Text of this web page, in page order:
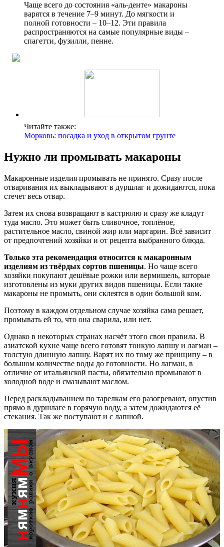
Чаще всего до состояния «аль-денте» макароны
варятся в течение 7–9 минут. До мягкости и
полной готовности – 10–12. Эти правила
распространяются на самые популярные виды –
спагетти, фузилли, пенне.
Читайте также:
Морковь: посадка и уход в открытом грунте
Нужно ли промывать макароны
Макаронные изделия промывать не принято. Сразу после
отваривания их выкладывают в дуршлаг и дожидаются, пока
стечет весь отвар.
Затем их снова возвращают в кастрюлю и сразу же кладут
туда масло. Это может быть сливочное, топлёное,
растительное масло, свиной жир или маргарин. Всё зависит
от предпочтений хозяйки и от рецепта выбранного блюда.
Только эта рекомендация относится к макаронным
изделиям из твёрдых сортов пшеницы. Но чаще всего
хозяйки покупают дешёвые рожки или вермишель, которые
изготовлены из муки других видов пшеницы. Если такие
макароны не промыть, они склеятся в один большой ком.
Поэтому в каждом отдельном случае хозяйка сама решает,
промывать ей то, что она сварила, или нет.
Однако в некоторых странах насчёт этого свои правила. В
азиатской кухне чаще всего готовят тонкую лапшу и лагман –
толстую длинную лапшу. Варят их по тому же принципу – в
большом количестве воды до готовности. Но лагман, в
отличие от итальянской пасты, обязательно промывают в
холодной воде и смазывают маслом.
Перед раскладыванием по тарелкам его разогревают, опустив
прямо в дуршлаге в горячую воду, а затем дожидаются её
стекания. Так же поступают и с лапшой.